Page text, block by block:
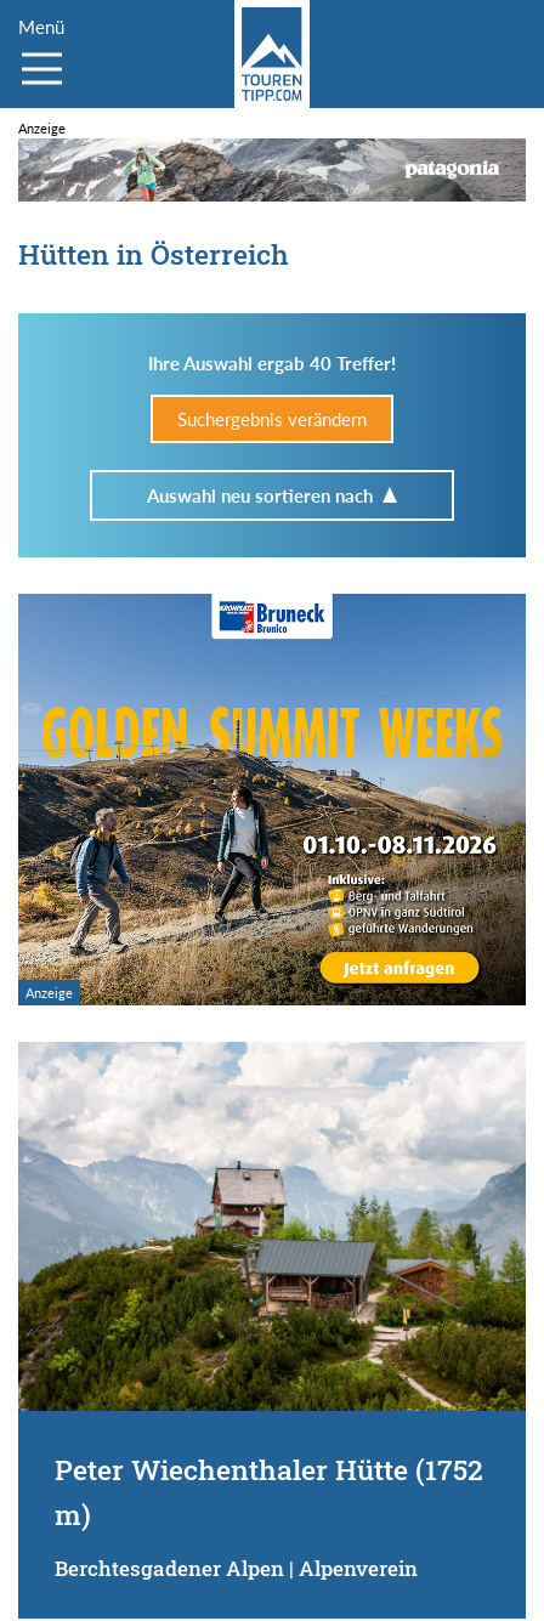
Menü
Hütten in Österreich
Ihre Auswahl ergab 40 Treffer!
Suchergebnis verändern
Auswahl neu sortieren nach
Im Hüttenarchiv suchen
Region:
Gebirge:
Hütten-Typ:
Übernachtung:
Suchbegriff:
Peter Wiechenthaler Hütte (1752
m)
Berchtesgadener Alpen | Alpenverein